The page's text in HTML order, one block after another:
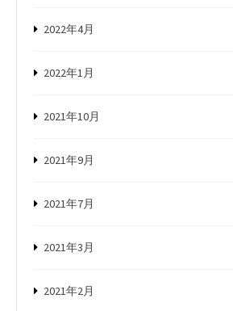
2022年4月
2022年1月
2021年10月
2021年9月
2021年7月
2021年3月
2021年2月